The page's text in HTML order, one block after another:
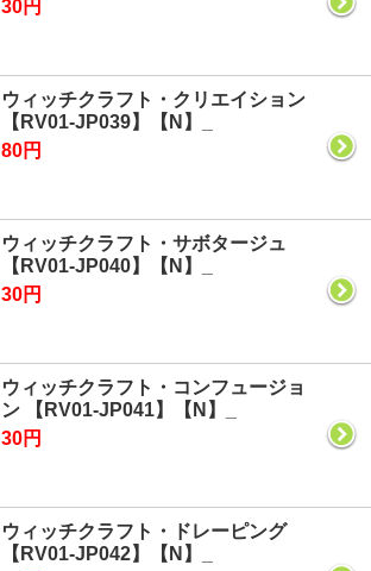
30円
ウィッチクラフト・クリエイション
【RV01-JP039】【N】_
80円
ウィッチクラフト・サボタージュ
【RV01-JP040】【N】_
30円
ウィッチクラフト・コンフュージョ
ン 【RV01-JP041】【N】_
30円
ウィッチクラフト・ドレーピング
【RV01-JP042】【N】_